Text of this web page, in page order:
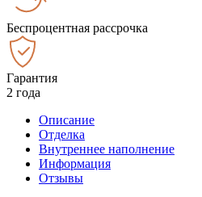
Беспроцентная рассрочка
Гарантия
2 года
Описание
Отделка
Внутреннее наполнение
Информация
Отзывы